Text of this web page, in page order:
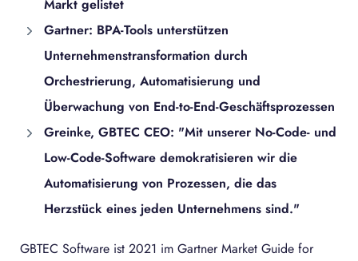
Markt gelistet
Gartner: BPA-Tools unterstützen
Unternehmenstransformation durch
Orchestrierung, Automatisierung und
Überwachung von End-to-End-Geschäftsprozessen
Greinke, GBTEC CEO: "Mit unserer No-Code- und
Low-Code-Software demokratisieren wir die
Automatisierung von Prozessen, die das
Herzstück eines jeden Unternehmens sind."
GBTEC Software ist 2021 im Gartner Market Guide for